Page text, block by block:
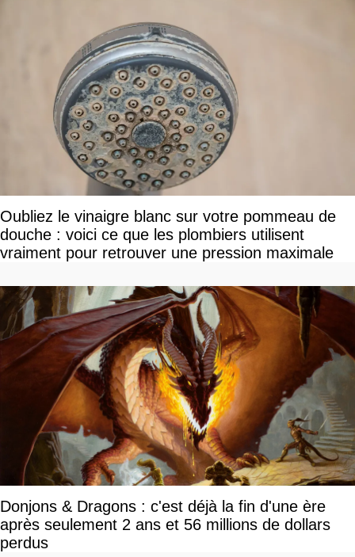
Oubliez le vinaigre blanc sur votre pommeau de
douche : voici ce que les plombiers utilisent
vraiment pour retrouver une pression maximale
Donjons & Dragons : c'est déjà la fin d'une ère
après seulement 2 ans et 56 millions de dollars
perdus